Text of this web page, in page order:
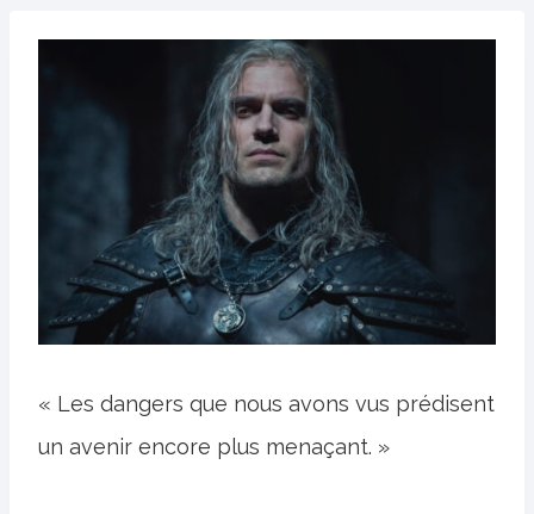
« Les dangers que nous avons vus prédisent
un avenir encore plus menaçant. »